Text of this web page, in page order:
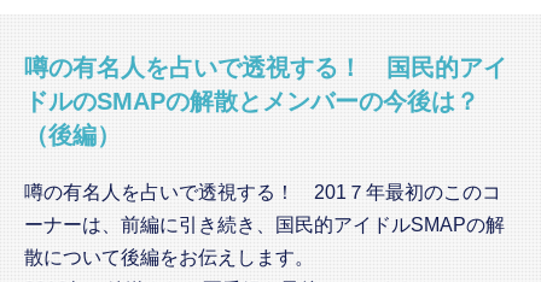
噂の有名人を占いで透視する！ 国民的アイ
ドルのSMAPの解散とメンバーの今後は？
（後編）
噂の有名人を占いで透視する！ 201７年最初のこのコ
ーナーは、前編に引き続き、国民的アイドルSMAPの解
散について後編をお伝えします。